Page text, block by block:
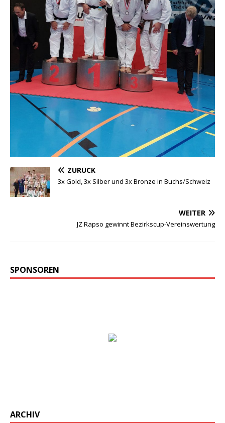
ZURÜCK
3x Gold, 3x Silber und 3x Bronze in Buchs/Schweiz
WEITER
JZ Rapso gewinnt Bezirkscup-Vereinswertung
SPONSOREN
ARCHIV